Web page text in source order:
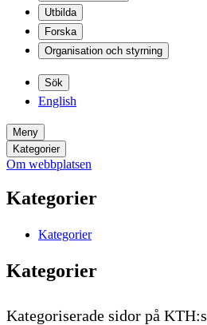
Utbilda
Forska
Organisation och styrning
Sök
English
Meny
Kategorier
Om webbplatsen
Kategorier
Kategorier
Kategorier
Kategoriserade sidor på